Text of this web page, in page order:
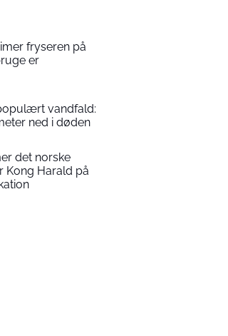
fryseren på
er
vandfald:
ned i døden
det norske
Kong Harald på